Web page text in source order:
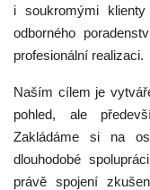
i soukromými
odborného
profesionální realizaci.
Naším cílem je
pohled, ale
Zakládáme si na
dlouhodobé
právě spojení